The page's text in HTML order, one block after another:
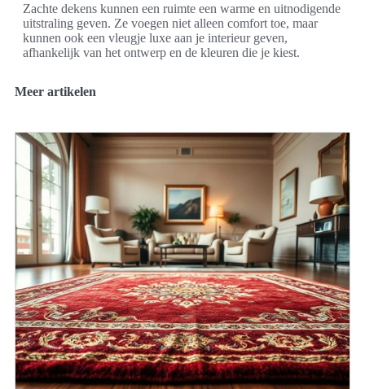
Zachte dekens kunnen een ruimte een warme en uitnodigende
uitstraling geven. Ze voegen niet alleen comfort toe, maar
kunnen ook een vleugje luxe aan je interieur geven,
afhankelijk van het ontwerp en de kleuren die je kiest.
Meer artikelen